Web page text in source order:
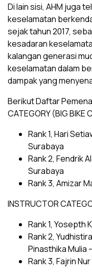
Di lain sisi, AHM juga
keselamatan
sejak tahun 2017,
kesadaran
kalangan generasi
keselamatan dalam
dampak yang
Berikut Daftar
CATEGORY (BIG BIKE
Rank 1, Hari
Surabaya
Rank 2, Fendrik
Surabaya
Rank 3, Amizar
INSTRUCTOR
Rank 1, Yosepth
Rank 2,
Pinasthika Mulia
Rank 3, Fajrin